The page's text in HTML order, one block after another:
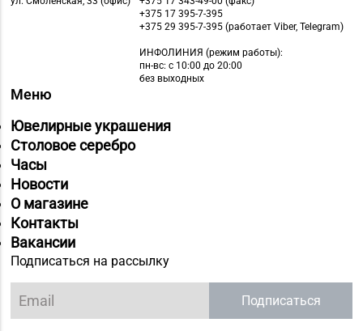
+375 17 395-7-395
+375 29 395-7-395 (работает Viber, Telegram)
ИНФОЛИНИЯ (режим работы):
пн-вс: с 10:00 до 20:00
без выходных
Меню
Ювелирные украшения
Столовое серебро
Часы
Новости
О магазине
Контакты
Вакансии
Подписаться на рассылку
Подписаться